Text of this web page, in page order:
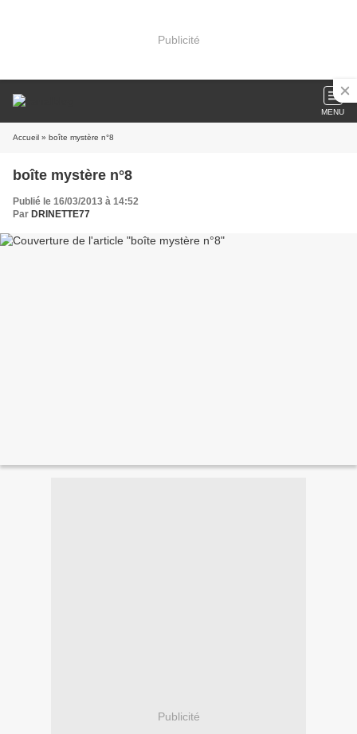
Publicité
MENU
Accueil » boîte mystère n°8
boîte mystère n°8
Publié le 16/03/2013 à 14:52
Par DRINETTE77
Publicité